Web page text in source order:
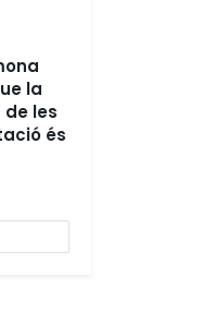
la
les
és